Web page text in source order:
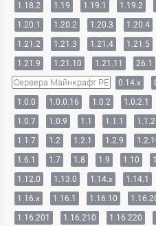
1.18.2
1.19 1.19.1 1.19.2
1.20.1
1.20.2 1.20.3 1.20.4
1.21.2
1.21.3 1.21.4 1.21.5
1.21.9
1.21.10 1.21.11 26.1
Сервера Майнкрафт PE 0.14.x
1.0.0
1.0.0.16 1.0.2 1.0.2.1
1.0.7
1.0.9 1.1 1.1.1 1.1.2
1.1.7
1.2 1.2.1 1.2.9
1.6.1
1.7 1.8 1.9 1.10
1.12.0
1.13.0 1.14.x 1.14.1
1.16.x
1.16.1 1.16.10
1.16.201
1.16.210 1.16.220